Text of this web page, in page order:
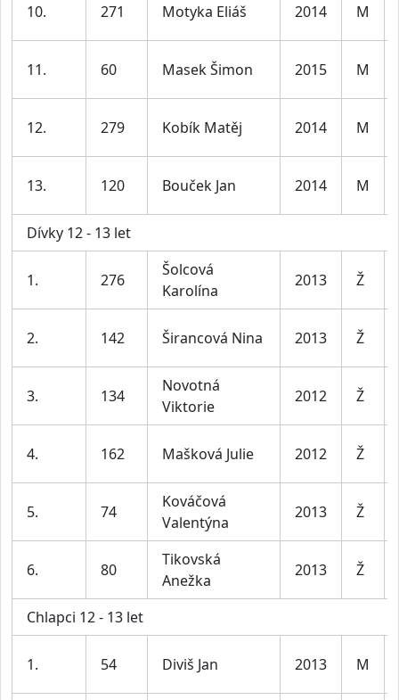
10. 271 Motyka Eliáš 2014 M
11. 60 Masek Šimon 2015 M
12. 279 Kobík Matěj 2014 M
13. 120 Bouček Jan 2014 M
Dívky 12 - 13 let
1. 276
Šolcová
Karolína
2013 Ž
2. 142 Širancová Nina 2013 Ž
3. 134
Novotná
Viktorie
2012 Ž
4. 162 Mašková Julie 2012 Ž
5. 74
Kováčová
Valentýna
2013 Ž
6. 80
Tikovská
Anežka
2013 Ž
Chlapci 12 - 13 let
1. 54 Diviš Jan 2013 M